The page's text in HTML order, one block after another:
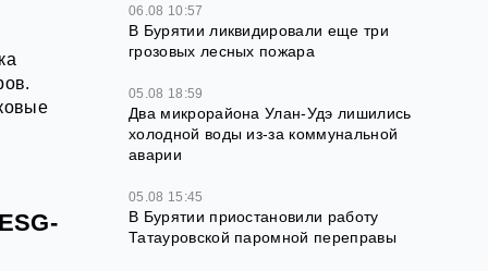
06.08 10:57
В Бурятии ликвидировали еще три
грозовых лесных пожара
05.08 18:59
Два микрорайона Улан-Удэ лишились
холодной воды из-за коммунальной
аварии
05.08 15:45
В Бурятии приостановили работу
Татауровской паромной переправы